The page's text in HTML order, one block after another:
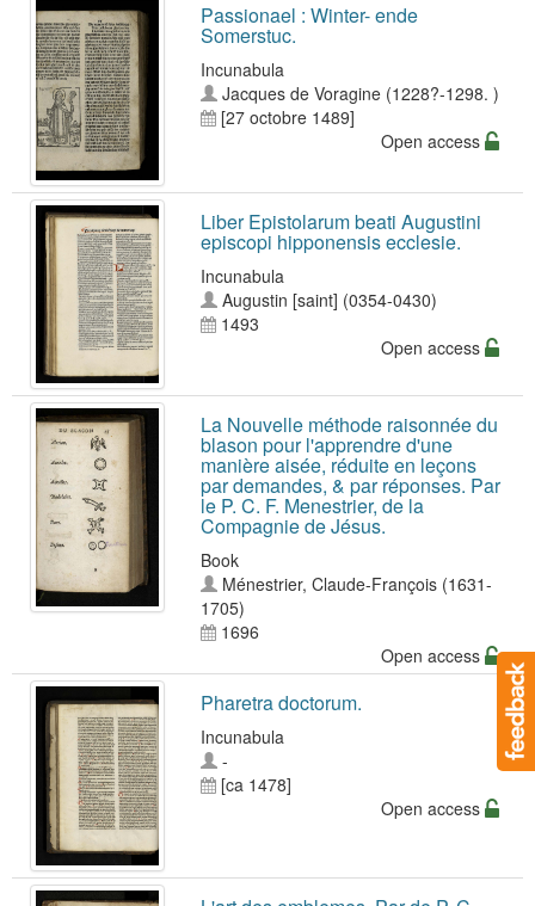
Passionael : Winter- ende
Somerstuc.
Incunabula
Jacques de Voragine (1228?-1298. )
[27 octobre 1489]
Open access
Liber Epistolarum beati Augustini
episcopi hipponensis ecclesie.
Incunabula
Augustin [saint] (0354-0430)
1493
Open access
La Nouvelle méthode raisonnée du
blason pour l'apprendre d'une
manière aisée, réduite en leçons
par demandes, & par réponses. Par
le P. C. F. Menestrier, de la
Compagnie de Jésus.
Book
Ménestrier, Claude-François (1631-
1705)
1696
Open access
Pharetra doctorum.
Incunabula
-
[ca 1478]
Open access